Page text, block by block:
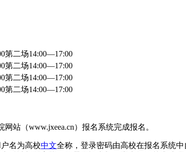
第二场14:00—17:00
第二场14:00—17:00
第二场14:00—17:00
第二场14:00—17:00
站（www.jxeea.cn）报名系统完成报名。
名为高校中文全称，登录密码由高校在报名系统